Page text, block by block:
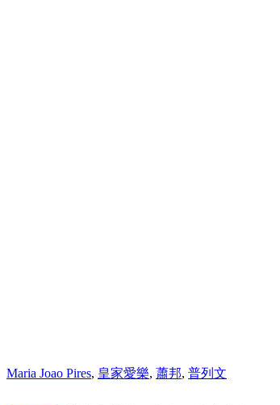
Maria Joao Pires, 皇家愛樂, 蕭邦, 普列文